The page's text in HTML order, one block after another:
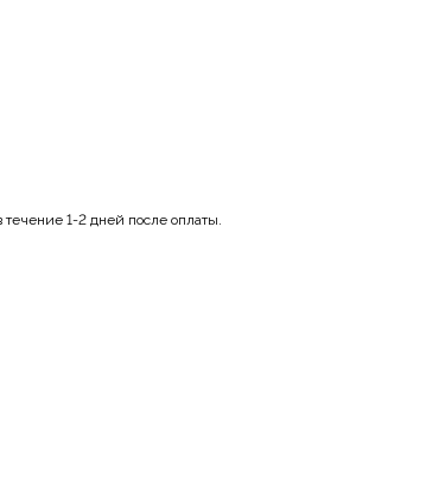
1-2 дней после оплаты.